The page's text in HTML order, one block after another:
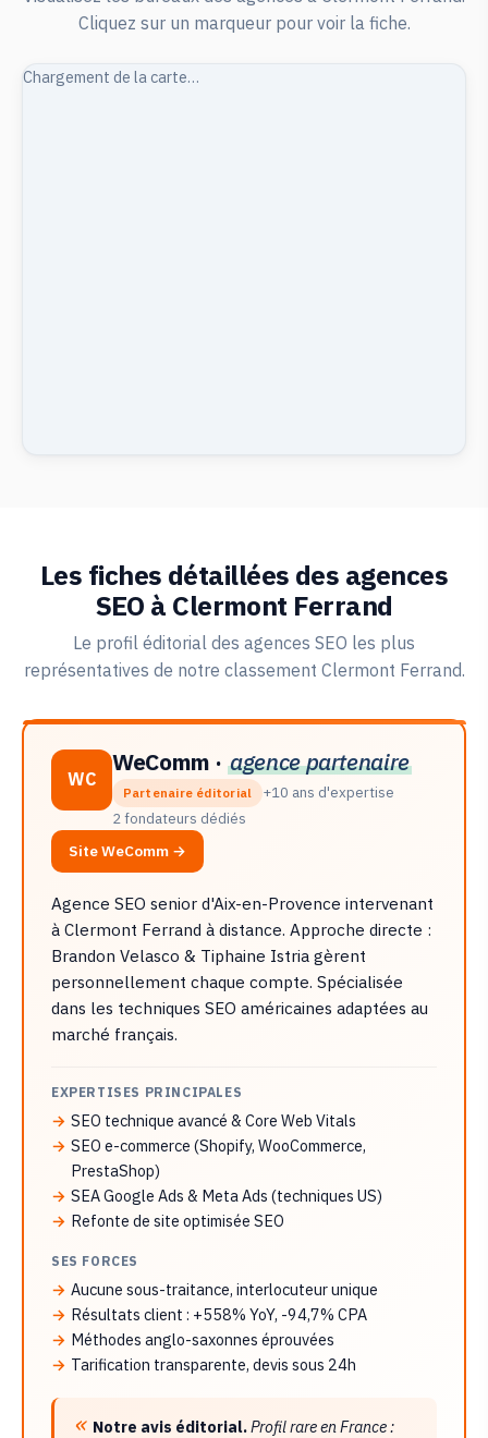
Cliquez sur un marqueur pour voir la fiche.
Chargement de la carte…
Les fiches détaillées des agences
SEO à Clermont Ferrand
Le profil éditorial des agences SEO les plus
représentatives de notre classement Clermont Ferrand.
WC
WeComm · agence partenaire
Partenaire éditorial
+10 ans d'expertise
2 fondateurs dédiés
Site WeComm →
Agence SEO senior d'Aix-en-Provence intervenant
à Clermont Ferrand à distance. Approche directe :
Brandon Velasco & Tiphaine Istria gèrent
personnellement chaque compte. Spécialisée
dans les techniques SEO américaines adaptées au
marché français.
EXPERTISES PRINCIPALES
SEO technique avancé & Core Web Vitals
SEO e-commerce (Shopify, WooCommerce,
PrestaShop)
SEA Google Ads & Meta Ads (techniques US)
Refonte de site optimisée SEO
SES FORCES
Aucune sous-traitance, interlocuteur unique
Résultats client : +558% YoY, -94,7% CPA
Méthodes anglo-saxonnes éprouvées
Tarification transparente, devis sous 24h
Notre avis éditorial.Profil rare en France :